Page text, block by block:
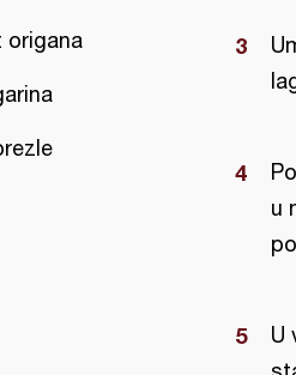
origana
u
U